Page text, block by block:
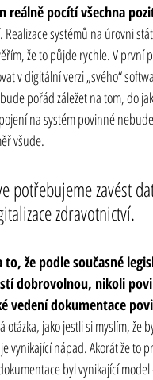
reálně pocítí všechna
Realizace systémů na úrovni
že to půjde rychle. V první
v digitální verzi „svého“
pořád záležet na tom, do
na systém povinné
všude.
potřebujeme zavést
zdravotnictví.
to, že podle současné
dobrovolnou, nikoli
vedení dokumentace
otázka, jako jestli si myslím,
vynikající nápad. Akorát že to
byl vynikající